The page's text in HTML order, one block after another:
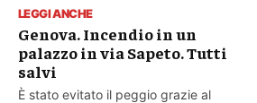
LEGGI ANCHE
Genova. Incendio in un
palazzo in via Sapeto. Tutti
salvi
È stato evitato il peggio grazie al